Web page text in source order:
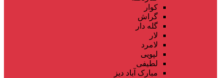
کوار
گراش
گله دار
لار
لامرد
لپویی
لطیفی
مبارک آباد دیز